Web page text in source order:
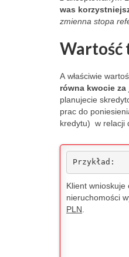
was
zmienna stopa
Wartość
A właściwie
równa kwocie za
planujecie
prac do
kredytu) w relacji
Przykład:
Klient wnioskuje
nieruchomości
PLN